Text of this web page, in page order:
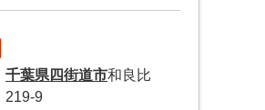
千葉県四街道市和良比
219-9